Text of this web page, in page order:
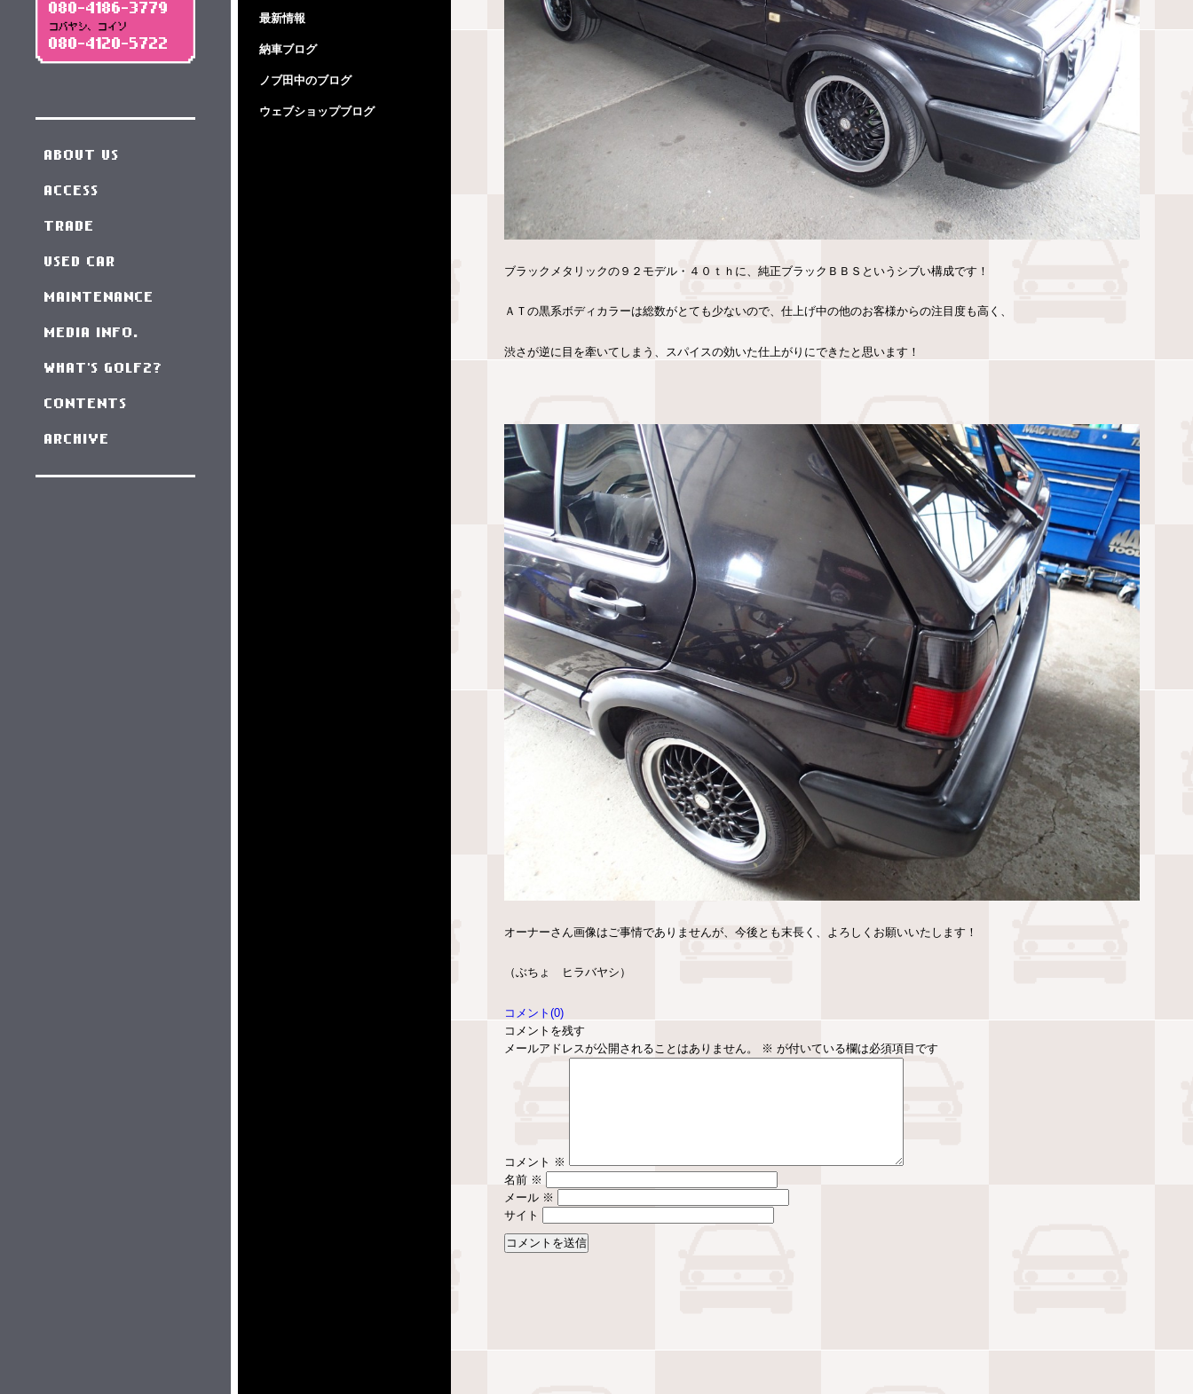
最新情報
納車ブログ
ノブ田中のブログ
ウェブショップブログ
ブラックメタリックの９２モデル・４０ｔｈに、純正ブラックＢＢＳというシブい構成です！
ＡＴの黒系ボディカラーは総数がとても少ないので、仕上げ中の他のお客様からの注目度も高く、
渋さが逆に目を牽いてしまう、スパイスの効いた仕上がりにできたと思います！
オーナーさん画像はご事情でありませんが、今後とも末長く、よろしくお願いいたします！
（ぶちょ ヒラバヤシ）
コメント(0)
コメントを残す
メールアドレスが公開されることはありません。
※ が付いている欄は必須項目です
コメント ※
名前 ※
メール ※
サイト
080-4186-3779
コバヤシ、コイソ
080-4120-5722
ABOUT US
ACCESS
TRADE
USED CAR
MAINTENANCE
MEDIA INFO.
WHAT'S GOLF2?
CONTENTS
ARCHIVE